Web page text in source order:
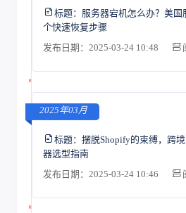
标题： 服务器宕机怎么办？美国
个快速恢复步骤
发布日期：2025-03-24 10:48
2025年03月
标题： 摆脱Shopify的束缚，跨
器选型指南
发布日期：2025-03-24 10:46